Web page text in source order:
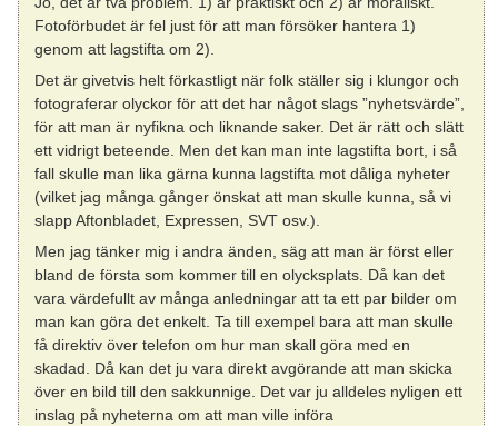
Fotoförbudet är fel just för att man försöker hantera 1)
genom att lagstifta om 2).
Det är givetvis helt förkastligt när folk ställer sig i klungor och
fotograferar olyckor för att det har något slags ”nyhetsvärde”,
för att man är nyfikna och liknande saker. Det är rätt och slätt
ett vidrigt beteende. Men det kan man inte lagstifta bort, i så
fall skulle man lika gärna kunna lagstifta mot dåliga nyheter
(vilket jag många gånger önskat att man skulle kunna, så vi
slapp Aftonbladet, Expressen, SVT osv.).
Men jag tänker mig i andra änden, säg att man är först eller
bland de första som kommer till en olycksplats. Då kan det
vara värdefullt av många anledningar att ta ett par bilder om
man kan göra det enkelt. Ta till exempel bara att man skulle
få direktiv över telefon om hur man skall göra med en
skadad. Då kan det ju vara direkt avgörande att man skicka
över en bild till den sakkunnige. Det var ju alldeles nyligen ett
inslag på nyheterna om att man ville införa